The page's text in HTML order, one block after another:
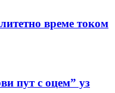
време током
пут с оцемˮ уз